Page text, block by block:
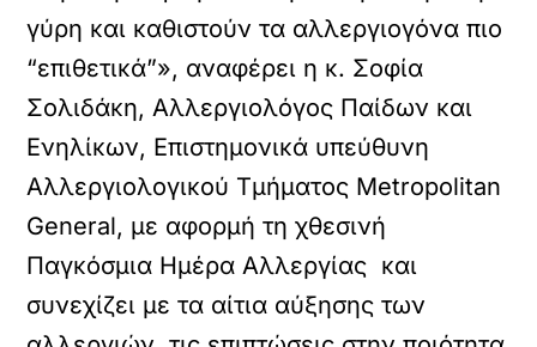
γύρη και καθιστούν τα αλλεργιογόνα πιο
“επιθετικά”», αναφέρει η κ. Σοφία
Σολιδάκη, Αλλεργιολόγος Παίδων και
Ενηλίκων, Επιστημονικά υπεύθυνη
Αλλεργιολογικού Τμήματος Μetropolitan
General, με αφορμή τη χθεσινή
Παγκόσμια Ημέρα Αλλεργίας και
συνεχίζει με τα αίτια αύξησης των